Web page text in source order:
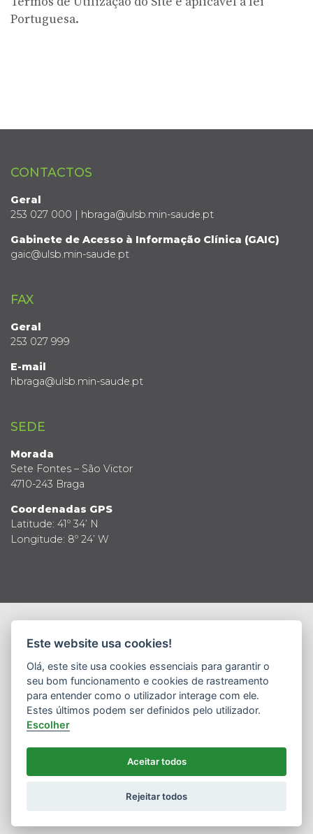
Portuguesa.
CONTACTOS
Geral
253 027 000 | hbraga@ulsb.min-saude.pt
Gabinete de Acesso à Informação Clínica (GAIC)
gaic@ulsb.min-saude.pt
FAX
Geral
253 027 999
E-mail
hbraga@ulsb.min-saude.pt
SEDE
Morada
Sete Fontes – São Victor
4710-243 Braga
Coordenadas GPS
Latitude: 41º 34’ N
Longitude: 8º 24’ W
Política de Privacidade
Termos e Condições
Política de Segurança da Informação
Definição de Cookies
LKCOM - MARKETING OF TOMORROW
Este website usa cookies!
Olá, este site usa cookies essenciais para garantir o
seu bom funcionamento e cookies de rastreamento
para entender como o utilizador interage com ele.
Estes últimos podem ser definidos pelo utilizador.
Escolher
Aceitar todos
Rejeitar todos